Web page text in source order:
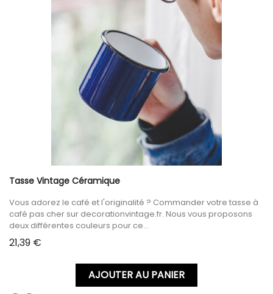
Tasse Vintage Céramique
Vous adorez le café et l'originalité ? Commander votre tasse à
café pas cher sur decorationvintage.fr. Nous vous proposons
deux différentes couleurs pour ce...
Prix
21,39 €
AJOUTER AU PANIER